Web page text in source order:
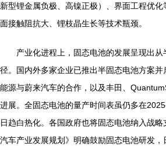
新型锂金属负极、高镍正极）、界面工程优
面接触阻抗大、锂枝晶生长等技术瓶颈。
产业化进程上，固态电池的发展呈现出
径。国内外多家企业已推出半固态电池方案
能源与蔚来汽车的合作，以及丰田、
进展。全固态电池的量产时间表虽仍多在
日趋白热化。各国政府也将固态电池纳入战
汽车产业发展规划》明确鼓励固态电池研发